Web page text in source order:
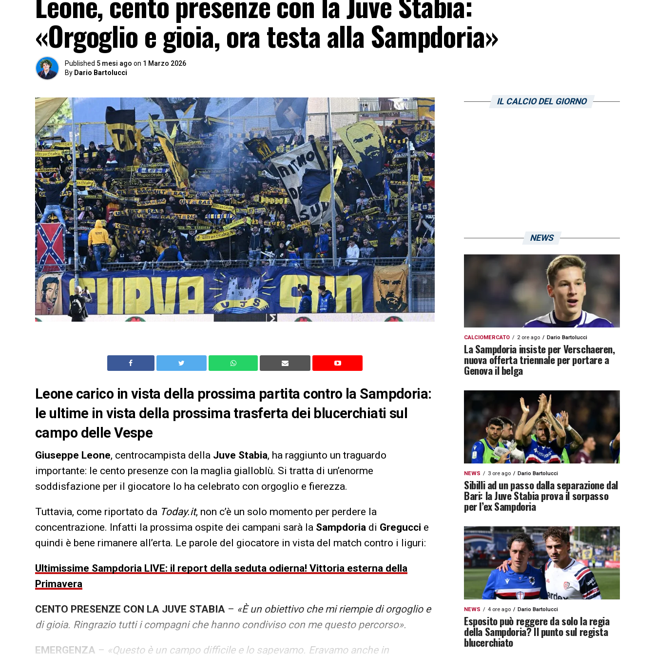
«Orgoglio e gioia, ora testa alla Sampdoria»
Published 5 mesi ago on 1 Marzo 2026
By Dario Bartolucci
Leone carico in vista della prossima partita contro la Sampdoria:
le ultime in vista della prossima trasferta dei blucerchiati sul
campo delle Vespe
Giuseppe Leone, centrocampista della Juve Stabia, ha raggiunto un traguardo
importante: le cento presenze con la maglia gialloblù. Si tratta di un’enorme
soddisfazione per il giocatore lo ha celebrato con orgoglio e fierezza.
Tuttavia, come riportato da Today.it, non c’è un solo momento per perdere la
concentrazione. Infatti la prossima ospite dei campani sarà la Sampdoria di Gregucci e
quindi è bene rimanere all’erta. Le parole del giocatore in vista del match contro i liguri:
Ultimissime Sampdoria LIVE: il report della seduta odierna! Vittoria esterna della
Primavera
CENTO PRESENZE CON LA JUVE STABIA – «È un obiettivo che mi riempie di orgoglio e
di gioia. Ringrazio tutti i compagni che hanno condiviso con me questo percorso».
EMERGENZA – «Questo è un campo difficile e lo sapevamo. Eravamo anche in
IL CALCIO DEL GIORNO
NEWS
CALCIOMERCATO 2 ore ago Dario Bartolucci
La Sampdoria insiste per Verschaeren,
nuova offerta triennale per portare a
Genova il belga
NEWS 3 ore ago Dario Bartolucci
Sibilli ad un passo dalla separazione dal
Bari: la Juve Stabia prova il sorpasso
per l’ex Sampdoria
NEWS 4 ore ago Dario Bartolucci
Esposito può reggere da solo la regia
della Sampdoria? Il punto sul regista
blucerchiato